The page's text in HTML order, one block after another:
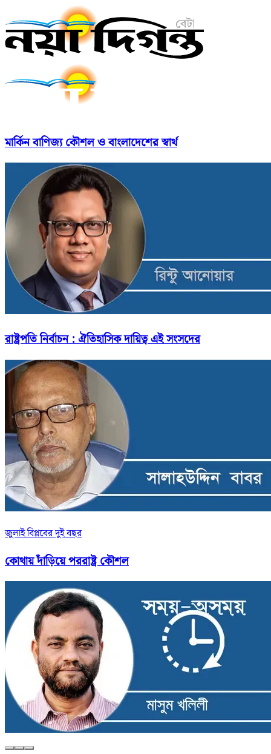
মার্কিন বাণিজ্য কৌশল ও বাংলাদেশের স্বার্থ
রাষ্ট্রপতি নির্বাচন : ঐতিহাসিক দায়িত্ব এই সংসদের
জুলাই বিপ্লবের দুই বছর
কোথায় দাঁড়িয়ে পররাষ্ট্র কৌশল